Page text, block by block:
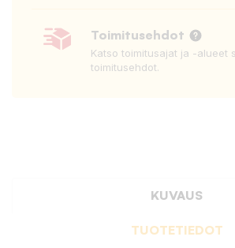
Toimitusehdot
Katso toimitusajat ja -alueet
toimitusehdot.
KUVAUS
TUOTETIEDOT